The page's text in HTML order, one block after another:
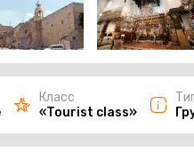
Класс
«Tourist class»